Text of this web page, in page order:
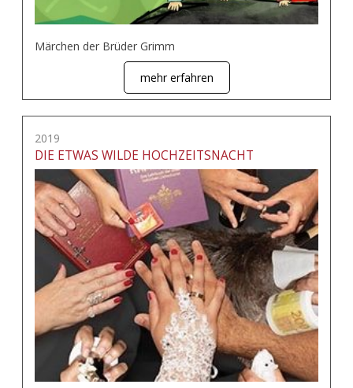
Märchen der Brüder Grimm
mehr erfahren
2019
DIE ETWAS WILDE HOCHZEITSNACHT